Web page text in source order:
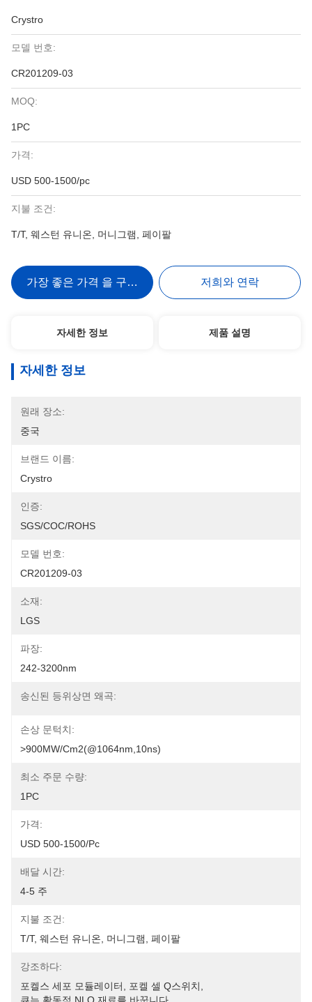
Crystro
모델 번호:
CR201209-03
MOQ:
1PC
가격:
USD 500-1500/pc
지불 조건:
T/T, 웨스턴 유니온, 머니그램, 페이팔
가장 좋은 가격 을 구하라 저희와 연락
자세한 정보 제품 설명
자세한 정보
원래 장소:
중국
브랜드 이름:
Crystro
인증:
SGS/COC/ROHS
모델 번호:
CR201209-03
소재:
LGS
파장:
242-3200nm
송신된 등위상면 왜곡:
손상 문턱치:
>900MW/cm2(@1064nm,10ns)
최소 주문 수량:
1PC
가격:
USD 500-1500/pc
배달 시간:
4-5 주
지불 조건:
T/T, 웨스턴 유니온, 머니그램, 페이팔
강조하다:
포켈스 세포 모듈레이터
포켈 셀 Q스위치